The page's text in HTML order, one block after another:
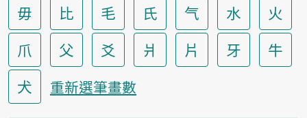
毋
比 毛 氏 气 水
火
爪
父 爻 爿 片 牙
牛
犬
重新選筆畫數